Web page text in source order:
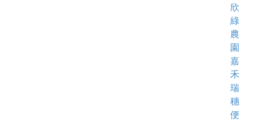
欣
綠
農
園
嘉
禾
瑞
穗
便